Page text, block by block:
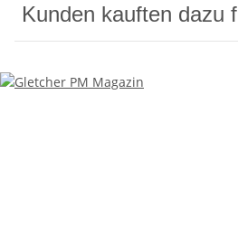
Kunden kauften dazu